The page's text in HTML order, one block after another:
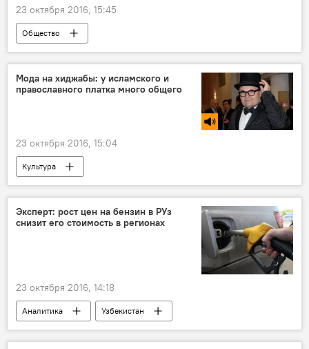
23 октября 2016, 15:45
Общество
Президентские выборы в Узбекистане
Мода на хиджабы: у исламского и
православного платка много общего
23 октября 2016, 15:04
Культура
Эксперт: рост цен на бензин в РУз
снизит его стоимость в регионах
23 октября 2016, 14:18
Аналитика Узбекистан